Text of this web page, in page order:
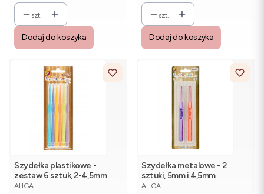
szt.
Dodaj do koszyka
szt.
Dodaj do koszyka
Szydełka plastikowe -
zestaw 6 sztuk, 2-4,5mm
PRODUCENT
ALIGA
Szydełka metalowe - 2
sztuki, 5mm i 4,5mm
PRODUCENT
ALIGA